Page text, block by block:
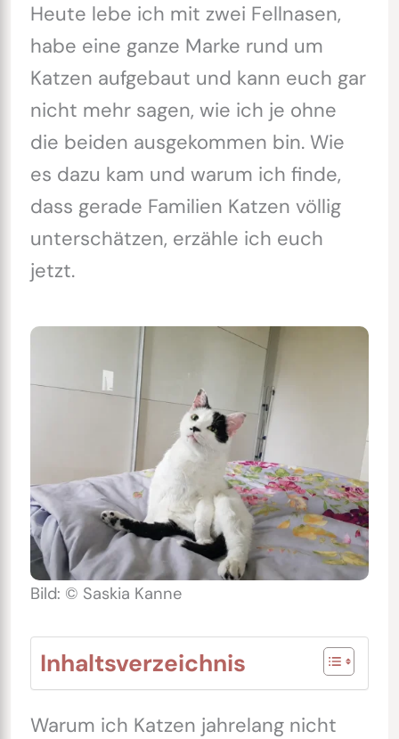
Heute lebe ich mit zwei Fellnasen,
habe eine ganze Marke rund um
Katzen aufgebaut und kann euch gar
nicht mehr sagen, wie ich je ohne
die beiden ausgekommen bin. Wie
es dazu kam und warum ich finde,
dass gerade Familien Katzen völlig
unterschätzen, erzähle ich euch
jetzt.
Bild: © Saskia Kanne
Inhaltsverzeichnis
Warum ich Katzen jahrelang nicht